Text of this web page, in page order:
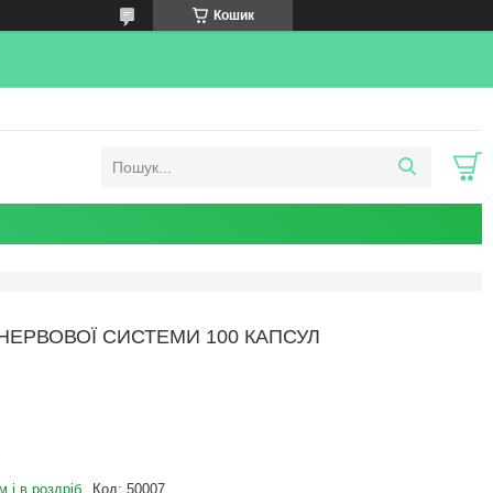
Кошик
НЕРВОВОЇ СИСТЕМИ 100 КАПСУЛ
і в роздріб Код: 50007